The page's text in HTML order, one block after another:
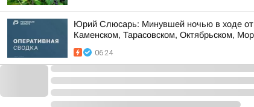
Юрий Слюсарь: Минувшей ночью в ходе
Каменском, Тарасовском, Октябрьском,
06:24